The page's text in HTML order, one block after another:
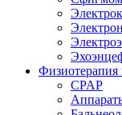
Физиотерапия
CPAP